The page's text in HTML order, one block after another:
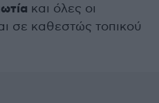
και όλες οι
σε καθεστώς τοπικού